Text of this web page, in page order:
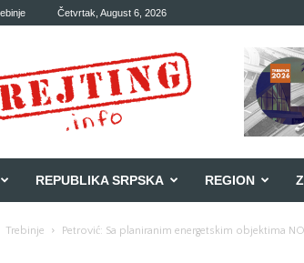
Četvrtak, August 6, 2026
REPUBLIKA SRPSKA REGION
Trebinje Petrović: Sa planiranim energetskim objektima